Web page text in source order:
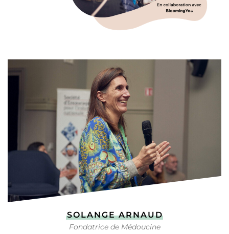
SOLANGE ARNAUD
Fondatrice de Médoucine